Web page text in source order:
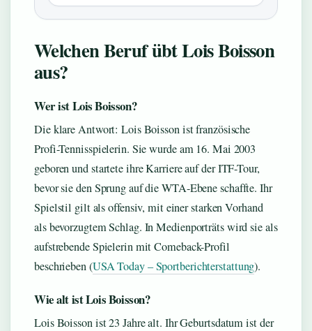
Welchen Beruf übt Lois Boisson
aus?
Wer ist Lois Boisson?
Die klare Antwort: Lois Boisson ist französische
Profi-Tennisspielerin. Sie wurde am 16. Mai 2003
geboren und startete ihre Karriere auf der ITF-Tour,
bevor sie den Sprung auf die WTA-Ebene schaffte. Ihr
Spielstil gilt als offensiv, mit einer starken Vorhand
als bevorzugtem Schlag. In Medienporträts wird sie als
aufstrebende Spielerin mit Comeback-Profil
beschrieben (USA Today – Sportberichterstattung).
Wie alt ist Lois Boisson?
Lois Boisson ist 23 Jahre alt. Ihr Geburtsdatum ist der